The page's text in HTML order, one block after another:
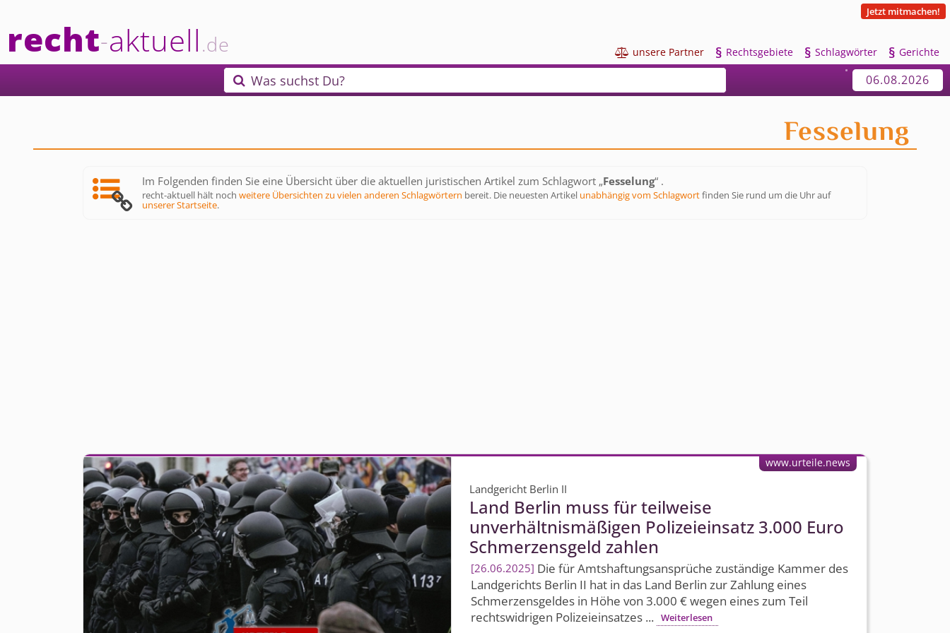
recht-aktuell.de
Jetzt mitmachen!
 unsere Partner § Rechtsgebiete § Schlagwörter § Gerichte
 Was suchst Du? 06.08.2026
Fesselung
Im Folgenden finden Sie eine Übersicht über die aktuellen juristischen Artikel zum Schlagwort „Fesselung“ .
recht-aktuell hält nochweitere Übersichten zu vielen anderen Schlagwörtern bereit. Die neuesten Artikel unabhängig vom Schlagwortfinden Sie rund um die Uhr auf
unserer Startseite.
Landgericht Berlin II
Land Berlin muss für teilweise
unverhältnismäßigen Polizeieinsatz 3.000 Euro
Schmerzensgeld zahlen
26.06.2025 Die für Amtshaftungs­ansprüche zuständige Kammer des
Landgerichts Berlin II hat in das Land Berlin zur Zahlung eines
Schmerzensgeldes in Höhe von 3.000 € wegen eines zum Teil
rechtswidrigen Polizeieinsatzes ... Weiterlesen
www.urteile.news